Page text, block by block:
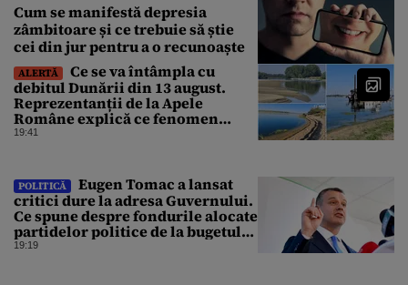
Cum se manifestă depresia
zâmbitoare și ce trebuie să știe
cei din jur pentru a o recunoaște
ALERTĂ
Ce se va întâmpla cu
debitul Dunării din 13 august.
Reprezentanții de la Apele
Române explică ce fenomen
urmează
19:41
POLITICĂ
Eugen Tomac a lansat
critici dure la adresa Guvernului.
Ce spune despre fondurile alocate
partidelor politice de la bugetul
de stat
19:19